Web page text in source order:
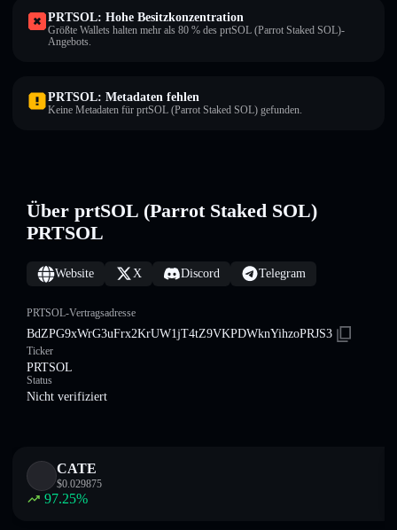
PRTSOL: Hohe Besitzkonzentration
Größte Wallets halten mehr als 80 % des prtSOL (Parrot Staked SOL)-
Angebots.
PRTSOL: Metadaten fehlen
Keine Metadaten für prtSOL (Parrot Staked SOL) gefunden.
Über prtSOL (Parrot Staked SOL)
PRTSOL
Website X Discord Telegram
PRTSOL-Vertragsadresse
BdZPG9xWrG3uFrx2KrUW1jT4tZ9VKPDWknYihzoPRJS3
Ticker
PRTSOL
Status
Nicht verifiziert
CATE
$0.029875
97.25%